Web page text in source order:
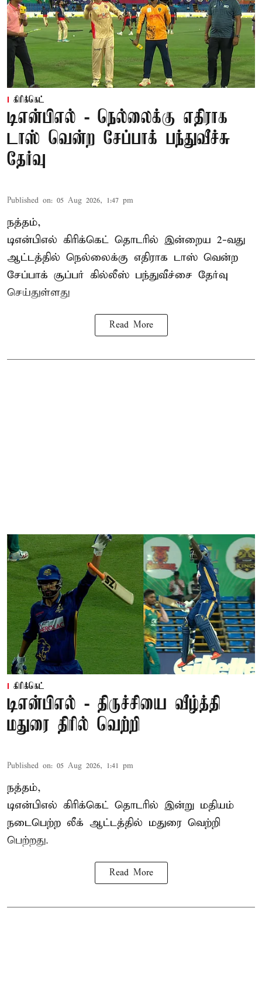
கிரிக்கெட்
டிஎன்பிஎல் - நெல்லைக்கு எதிராக
டாஸ் வென்ற சேப்பாக் பந்துவீச்சு
தேர்வு
Published on: 05 Aug 2026, 1:47 pm
நத்தம்,
டிஎன்பிஎல் கிரிக்கெட் தொடரில் இன்றைய 2-வது
ஆட்டத்தில் நெல்லைக்கு எதிராக டாஸ் வென்ற
சேப்பாக் சூப்பர் கில்லீஸ் பந்துவீச்சை தேர்வு
செய்துள்ளது
Read More
கிரிக்கெட்
டிஎன்பிஎல் - திருச்சியை வீழ்த்தி
மதுரை திரில் வெற்றி
Published on: 05 Aug 2026, 1:41 pm
நத்தம்,
டிஎன்பிஎல் கிரிக்கெட் தொடரில் இன்று மதியம்
நடைபெற்ற லீக் ஆட்டத்தில் மதுரை வெற்றி
பெற்றது.
Read More